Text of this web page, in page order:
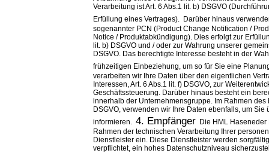
Verarbeitung ist Art. 6 Abs.1 lit. b) DSGVO
Erfüllung eines Vertrages). Darüber hinaus
sogenannter PCN (ProductChange Notification /
Notice / Produktabkündigung). Dies erfolgt zur
lit. b) DSGVO und / oder zur Wahrung unserer
DSGVO. Das berechtigte Interesse besteht in der
frühzeitigen Einbeziehung, um so für Sie eine
verarbeiten wir Ihre Daten über den eigentlichen
Interessen, Art. 6 Abs.1 lit. f) DSGVO, zur
Geschäftssteuerung. Darüber hinaus besteht ein
innerhalb der Unternehmensgruppe. Im Rahmen
DSGVO, verwenden wir Ihre Daten ebenfalls, um
informieren. 4. Empfänger Die HML
Rahmen der technischen Verarbeitung Ihrer
Dienstleister ein. Diese Dienstleister werden
verpflichtet, ein hohes Datenschutzniveau